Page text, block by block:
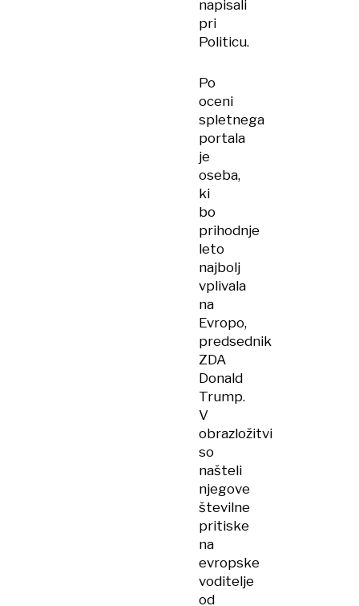
napisali
pri
Politicu.
Po
oceni
spletnega
portala
je
oseba,
ki
bo
prihodnje
leto
najbolj
vplivala
na
Evropo,
predsednik
ZDA
Donald
Trump.
V
obrazložitvi
so
našteli
njegove
številne
pritiske
na
evropske
voditelje
od